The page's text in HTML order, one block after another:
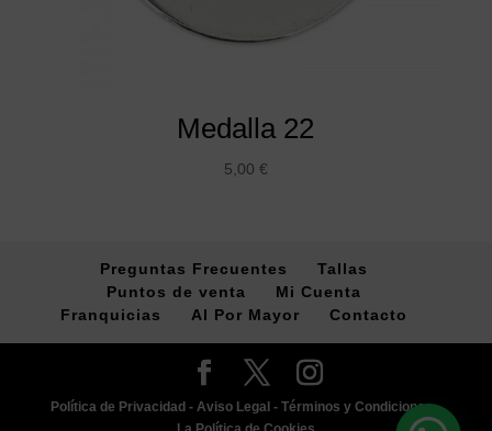
Medalla 22
5,00 €
Preguntas Frecuentes
Tallas
Puntos de venta
Mi Cuenta
Franquicias
Al Por Mayor Contacto
Política de Privacidad - Aviso Legal -Términos y Condiciones -